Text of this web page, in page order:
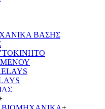
ΒΑΣΗΣ